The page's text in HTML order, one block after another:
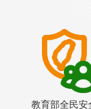
教育部全民安